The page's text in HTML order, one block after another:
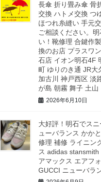
長傘 折り畳み傘 骨
交換 ハトメ交換 つ
ほつれ糸縫い 手元
ご相談ください。
い！靴修理 合鍵作
換のお店 プラスワ
石店 イオン明石4F
町 ゆりのき通 JR大
加古川 神戸西区 淡
が島 朝霧 舞子 土山
2026年6月10日
大好評！明石でス
ューバランス かか
修理 補修 ライニン
ス adidas
アマックス エアフ
GUCCI ニューバラ